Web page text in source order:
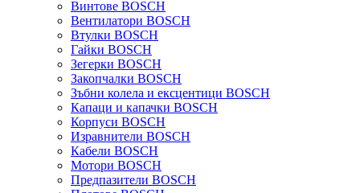
Винтове BOSCH
Вентилатори BOSCH
Втулки BOSCH
Гайки BOSCH
Зегерки BOSCH
Закопчалки BOSCH
Зъбни колела и ексцентици BOSCH
Капаци и капачки BOSCH
Корпуси BOSCH
Изравнители BOSCH
Кабели BOSCH
Мотори BOSCH
Предпазители BOSCH